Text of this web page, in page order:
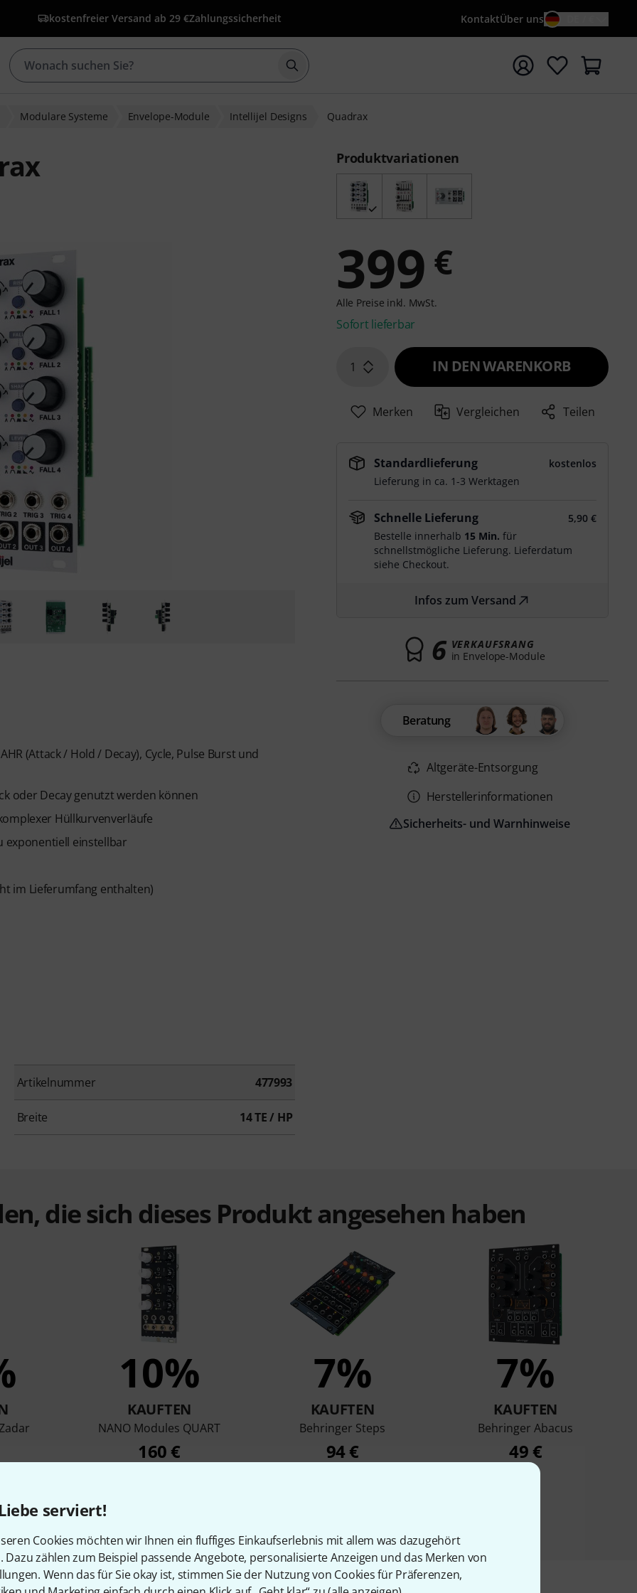
serviert!
Cookies möchten wir Ihnen ein fluffiges Einkaufserlebnis mit allem was dazugehört
Dazu zählen zum Beispiel passende Angebote, personalisierte Anzeigen und das Merken von
Wenn das für Sie okay ist, stimmen Sie der Nutzung von Cookies für Präferenzen,
kostenfreier Versand ab 29 €Zahlungssicherheit KontaktÜber uns
Suche mit Suchwort {searchTerm} starten
Modulare Systeme Envelope-Module Intellijel Designs Quadrax
(Attack / Hold / Decay), Cycle, Pulse Burst und
oder Decay genutzt werden können
Hüllkurvenverläufe
exponentiell einstellbar
im Lieferumfang enthalten)
Artikelnummer 477993
Breite 14 TE / HP
Produktvariationen
399 €
Alle Preise inkl. MwSt.
Sofort lieferbar
1 IN DEN WARENKORB
Merken Vergleichen Teilen
Standardlieferung
kostenlos
Lieferung in ca. 1-3 Werktagen
Schnelle Lieferung
5,90 €
Bestelle innerhalb 15 Min. für
schnellstmögliche Lieferung. Lieferdatum
siehe Checkout.
Infos zum Versand
6 VERKAUFSRANG
in Envelope-Module
Beratung
Altgeräte-Entsorgung
Herstellerinformationen
Sicherheits- und Warnhinweise
die sich dieses Produkt angesehen haben
10%
KAUFTEN
NANO Modules QUART
160 €
7%
KAUFTEN
Behringer Steps
94 €
7%
KAUFTEN
Behringer Abacus
49 €